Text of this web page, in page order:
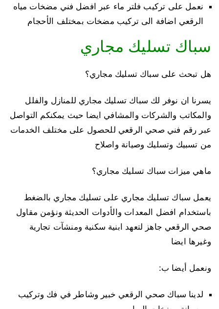
نعمل على تركيب فلتر ماء عبر افضل فني مضخات مياه
الرقعي اضافة الى تركيب مضخات بمختلف الأحجام
سباك تسليك مجاري
هل تبحث على سباك تسليك مجاري؟
يسرنا ان نوفر لك سباك تسليك مجاري للمنازل والفلل
والمكاتب والشركات والمشافي ايضا حيث يمكنكم التواصل
عبر رقم فني صحي الرقعي للحصول على مختلف الخدمات
من تسبيك وتسليك وصيانة واصلاح
ماهي ميزات سباك تسليك مجاري؟
يعمل سباك تسليك مجاري على تسليك مجاري بالضغط
باستخدام افضل المعدات والأدوات الحديثة ونؤمن مقاول
صحي الرقعي جاهز لتعهد ابنية سكنية ومنشآت تجارية
وغيرها ايضا
ونعمل أيضا ب:
لدينا سباك صحي الرقعي خبير وشاطر في فك وتركيب